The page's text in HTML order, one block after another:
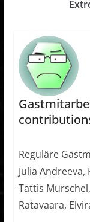
Reguläre
Julia
Tattis
Ratavaara,